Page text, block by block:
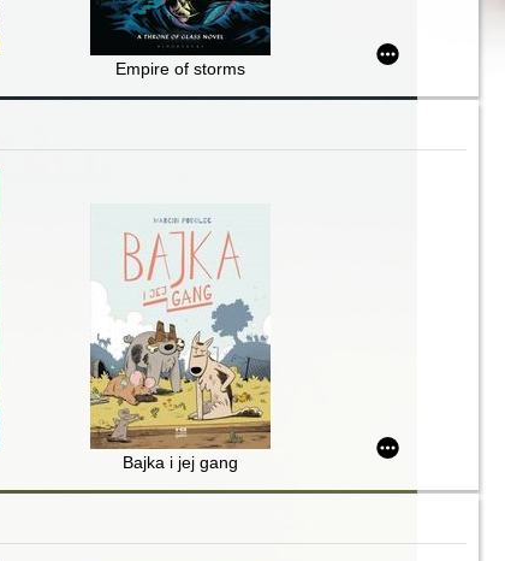
Empire of storms
Bajka i jej gang